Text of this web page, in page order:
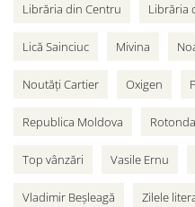
Librăria din Centru Librăria
Lică Sainciuc Mivina
Noutăți Cartier Oxigen
Republica Moldova Rotonda
Top vânzări Vasile Ernu
Vladimir Beșleagă Zilele